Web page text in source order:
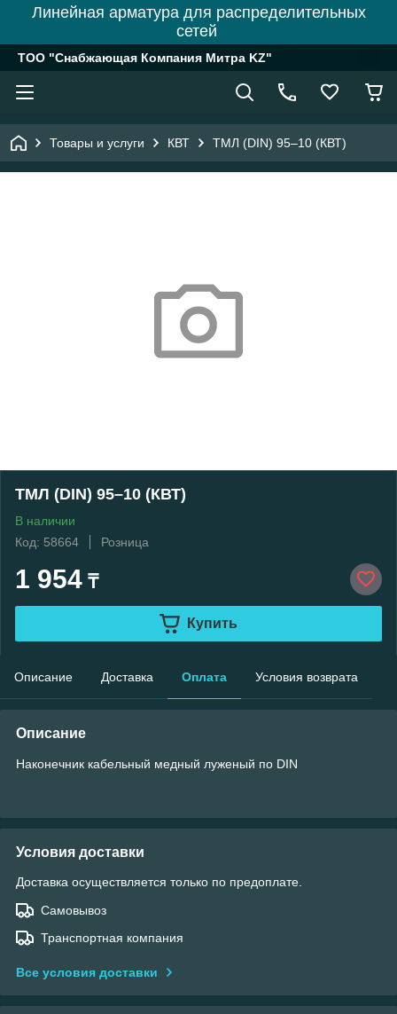
Линейная арматура для распределительных
сетей
ТОО "Снабжающая Компания Митра KZ"
Товары и услуги КВТ ТМЛ (DIN) 95–10 (КВТ)
ТМЛ (DIN) 95–10 (КВТ)
В наличии
Код: 58664
Розница
1 954 ₸
Купить
Описание Доставка Оплата Условия возврата
Описание
Наконечник кабельный медный луженый по DIN
Условия доставки
Доставка осуществляется только по предоплате.
Самовывоз
Транспортная компания
Все условия доставки